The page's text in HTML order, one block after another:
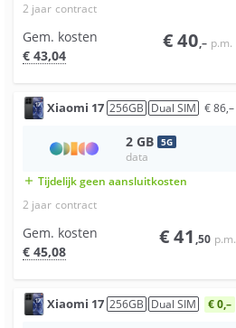
2 jaar contract
€40,– p.m.
Gem. kosten
€ 43,04
Xiaomi 17 256GB Dual SIM €86,–
2 GB 5G
data
2 jaar contract
€41,50 p.m.
Gem. kosten
€ 45,08
add Tijdelijk geen aansluitkosten
Xiaomi 17 256GB Dual SIM € 0,–